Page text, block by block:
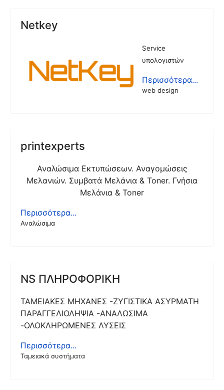
Netkey
Service
υπολογιστών
Περισσότερα...
web design
printexperts
Αναλώσιμα Εκτυπώσεων. Αναγομώσεις
Μελανιών. Συμβατά Μελάνια & Toner. Γνήσια
Μελάνια & Toner
Περισσότερα...
Αναλώσιμα
NS ΠΛΗΡΟΦΟΡΙΚΗ
ΤΑΜΕΙΑΚΕΣ ΜΗΧΑΝΕΣ -ΖΥΓΙΣΤΙΚΑ ΑΣΥΡΜΑΤΗ
ΠΑΡΑΓΓΕΛΙΟΛΗΨΙΑ -ΑΝΑΛΩΣΙΜΑ
-ΟΛΟΚΛΗΡΩΜΕΝΕΣ ΛΥΣΕΙΣ
Περισσότερα...
Ταμειακά συστήματα